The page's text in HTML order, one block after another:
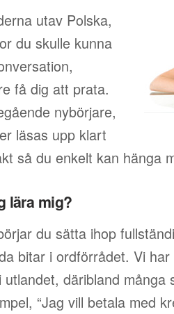
utav Polska,
du skulle kunna
få dig att prata.
nybörjare,
läsas upp klart
så du enkelt kan hänga
lära mig?
du sätta ihop
bitar i ordförrådet. Vi
däribland många
“Jag vill betala med